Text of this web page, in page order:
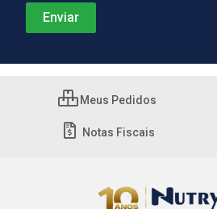
Meus Pedidos
Notas Fiscais